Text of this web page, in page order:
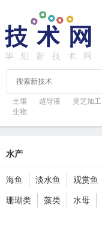
土壤 超导液 灵芝加工
生物
水产
海鱼 淡水鱼 观赏鱼
珊瑚类 藻类 水母